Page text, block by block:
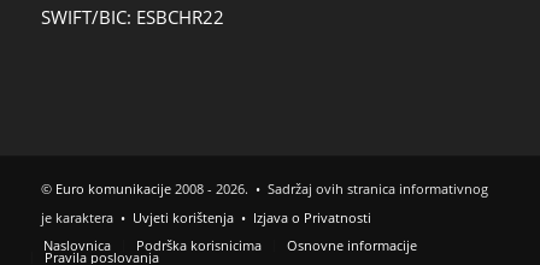
SWIFT/BIC: ESBCHR22
© Euro komunikacije2008 - 2026. • Sadržaj ovih stranica informativnog
je karaktera • Uvjeti korištenja• Izjava o Privatnosti
Naslovnica
Podrška korisnicima Osnovne informacije
Pravila poslovanja